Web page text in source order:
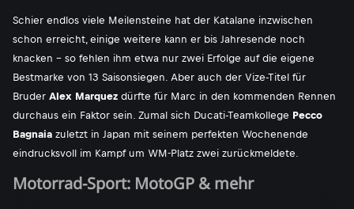
Schier endlos viele Meilensteine hat der Katalane inzwischen
schon erreicht, einige weitere kann er bis Jahresende noch
knacken - so fehlen ihm etwa nur zwei Erfolge auf die eigene
Bestmarke von 13 Saisonsiegen. Aber auch der Vize-Titel für
Bruder Alex Marquez dürfte für Marc in den kommenden Rennen
durchaus ein Faktor sein. Zumal sich Ducati-Teamkollege Pecco
Bagnaia zuletzt in Japan mit seinem perfekten Wochenende
eindrucksvoll im Kampf um WM-Platz zwei zurückmeldete.
Motorrad-Sport: MotoGP & mehr